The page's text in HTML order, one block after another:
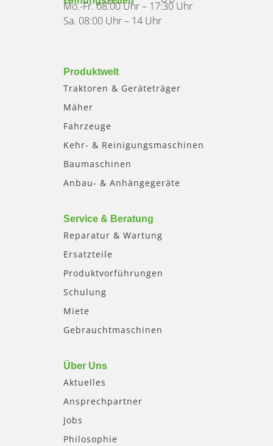
Mo.-Fr. 08:00 Uhr – 17:30 Uhr
Sa. 08:00 Uhr – 14 Uhr
Produktwelt
Traktoren & Geräteträger
Mäher
Fahrzeuge
Kehr- & Reinigungsmaschinen
Baumaschinen
Anbau- & Anhängegeräte
Service & Beratung
Reparatur & Wartung
Ersatzteile
Produktvorführungen
Schulung
Miete
Gebrauchtmaschinen
Über Uns
Aktuelles
Ansprechpartner
Jobs
Philosophie